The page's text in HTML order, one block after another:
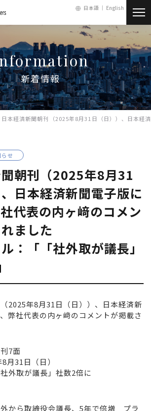
日本語 ｜ English
新着情報
会社情報
サービス
お問い合わせ
メールマガジン
会員ログイン
新着情報
日本経済新聞朝刊（2025年8月31日（日））、日本経
せ
朝刊（2025年8月31
日本経済新聞電子版に
代表の内ヶ﨑のコメン
ました
：「「社外取が議長」
2025年8月31日（日））、日本経済新
弊社代表の内ヶ﨑のコメントが掲載さ
7面
月31日（日）
外取が議長」社数2倍に
から取締役会議長、5年で倍増 プラ